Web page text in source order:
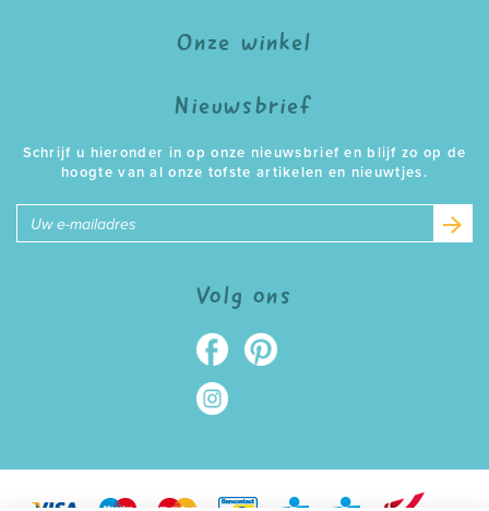
Onze winkel
Nieuwsbrief
Schrijf u hieronder in op onze nieuwsbrief en blijf zo op de
hoogte van al onze tofste artikelen en nieuwtjes.
Volg ons